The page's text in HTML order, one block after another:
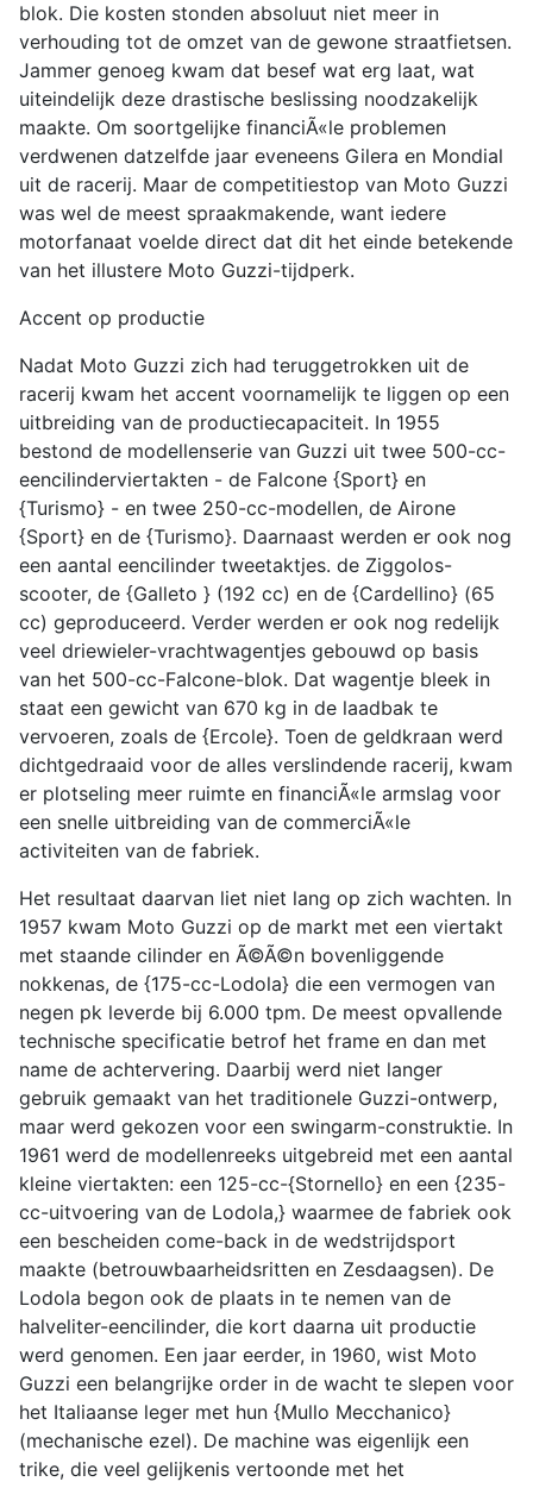
blok. Die kosten stonden absoluut niet meer in
verhouding tot de omzet van de gewone straatfietsen.
Jammer genoeg kwam dat besef wat erg laat, wat
uiteindelijk deze drastische beslissing noodzakelijk
maakte. Om soortgelijke financiÃ«le problemen
verdwenen datzelfde jaar eveneens Gilera en Mondial
uit de racerij. Maar de competitiestop van Moto Guzzi
was wel de meest spraakmakende, want iedere
motorfanaat voelde direct dat dit het einde betekende
van het illustere Moto Guzzi-tijdperk.
Accent op productie
Nadat Moto Guzzi zich had teruggetrokken uit de
racerij kwam het accent voornamelijk te liggen op een
uitbreiding van de productiecapaciteit. In 1955
bestond de modellenserie van Guzzi uit twee 500-cc-
eencilinderviertakten - de Falcone {Sport} en
{Turismo} - en twee 250-cc-modellen, de Airone
{Sport} en de {Turismo}. Daarnaast werden er ook nog
een aantal eencilinder tweetaktjes. de Ziggolos-
scooter, de {Galleto } (192 cc) en de {Cardellino} (65
cc) geproduceerd. Verder werden er ook nog redelijk
veel driewieler-vrachtwagentjes gebouwd op basis
van het 500-cc-Falcone-blok. Dat wagentje bleek in
staat een gewicht van 670 kg in de laadbak te
vervoeren, zoals de {Ercole}. Toen de geldkraan werd
dichtgedraaid voor de alles verslindende racerij, kwam
er plotseling meer ruimte en financiÃ«le armslag voor
een snelle uitbreiding van de commerciÃ«le
activiteiten van de fabriek.
Het resultaat daarvan liet niet lang op zich wachten. In
1957 kwam Moto Guzzi op de markt met een viertakt
met staande cilinder en Ã©Ã©n bovenliggende
nokkenas, de {175-cc-Lodola} die een vermogen van
negen pk leverde bij 6.000 tpm. De meest opvallende
technische specificatie betrof het frame en dan met
name de achtervering. Daarbij werd niet langer
gebruik gemaakt van het traditionele Guzzi-ontwerp,
maar werd gekozen voor een swingarm-construktie. In
1961 werd de modellenreeks uitgebreid met een aantal
kleine viertakten: een 125-cc-{Stornello} en een {235-
cc-uitvoering van de Lodola,} waarmee de fabriek ook
een bescheiden come-back in de wedstrijdsport
maakte (betrouwbaarheidsritten en Zesdaagsen). De
Lodola begon ook de plaats in te nemen van de
halveliter-eencilinder, die kort daarna uit productie
werd genomen. Een jaar eerder, in 1960, wist Moto
Guzzi een belangrijke order in de wacht te slepen voor
het Italiaanse leger met hun {Mullo Mecchanico}
(mechanische ezel). De machine was eigenlijk een
trike, die veel gelijkenis vertoonde met het